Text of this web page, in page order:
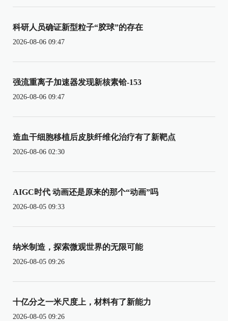
科研人员确证新型粒子“胶球”的存在
2026-08-06 09:47
强流重离子加速器发现新核素铪-153
2026-08-06 09:47
造血干细胞移植后皮肤纤维化治疗有了新靶点
2026-08-06 02:30
AIGC时代 动画还是原来的那个“动画”吗
2026-08-05 09:33
纳米制造，探索微观世界的无限可能
2026-08-05 09:26
十亿分之一米尺度上，材料有了新能力
2026-08-05 09:26